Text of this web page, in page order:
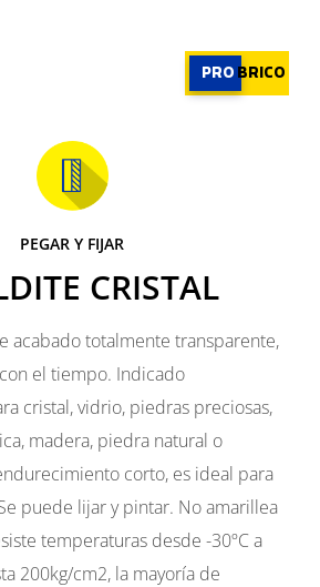
PRO BRICO
PEGAR Y FIJAR
CRISTAL
acabado totalmente transparente,
el tiempo. Indicado
cristal, vidrio, piedras preciosas,
madera, piedra natural o
corto, es ideal para
puede lijar y pintar. No amarillea
temperaturas desde -30ºC a
200kg/cm2, la mayoría de